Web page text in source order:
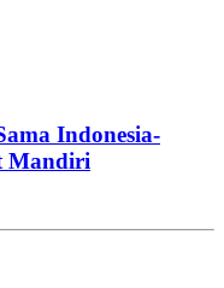
Indonesia-
Mandiri